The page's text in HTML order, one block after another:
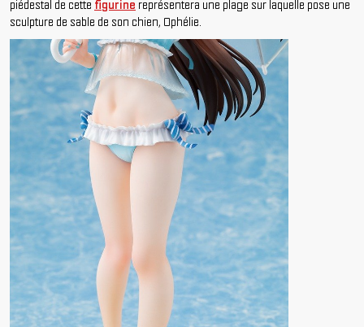
piédestal de cette figurine représentera une plage sur laquelle pose une
sculpture de sable de son chien, Ophélie.